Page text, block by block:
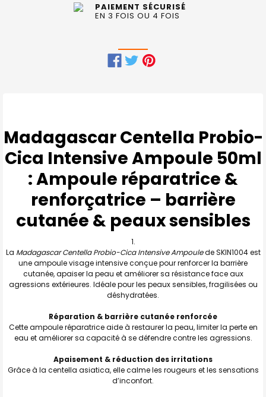
PAIEMENT SÉCURISÉ
EN 3 FOIS OU 4 FOIS
TOUT
SELECTIONNER
J'AJOUTE
SÉLECTION
AU PANIER
Madagascar Centella Probio-
Cica Intensive Ampoule 50ml
: Ampoule réparatrice &
renforçatrice – barrière
cutanée & peaux sensibles
La Madagascar Centella Probio-Cica Intensive Ampoulede SKIN1004 est
une ampoule visage intensive conçue pour renforcer la barrière
cutanée, apaiser la peau et améliorer sa résistance face aux
agressions extérieures. Idéale pour les peaux sensibles, fragilisées ou
déshydratées.
Réparation & barrière cutanée renforcée
Cette ampoule réparatrice aide à restaurer la peau, limiter la perte en
eau et améliorer sa capacité à se défendre contre les agressions.
Apaisement & réduction des irritations
Grâce à la centella asiatica, elle calme les rougeurs et les sensations
d’inconfort.